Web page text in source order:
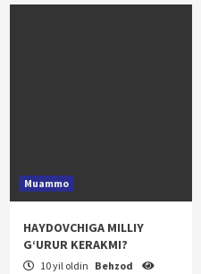
Muammo
HAYDOVCHIGA MILLIY
G‘URUR KERAKMI?
10 yil oldin Behzod